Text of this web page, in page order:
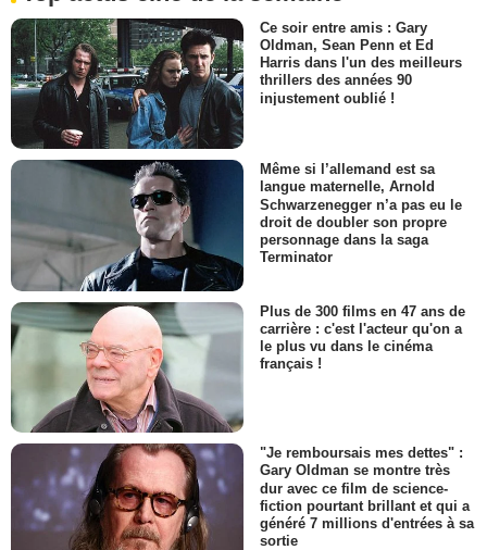
Ce soir entre amis : Gary
Oldman, Sean Penn et Ed
Harris dans l'un des meilleurs
thrillers des années 90
injustement oublié !
Même si l’allemand est sa
langue maternelle, Arnold
Schwarzenegger n’a pas eu le
droit de doubler son propre
personnage dans la saga
Terminator
Plus de 300 films en 47 ans de
carrière : c'est l'acteur qu'on a
le plus vu dans le cinéma
français !
"Je remboursais mes dettes" :
Gary Oldman se montre très
dur avec ce film de science-
fiction pourtant brillant et qui a
généré 7 millions d'entrées à sa
sortie